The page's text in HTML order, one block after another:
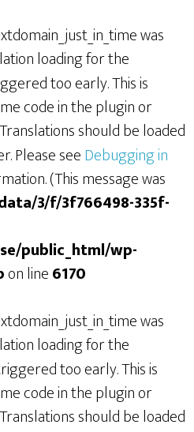
was
loading for the
too early. This is
code in the plugin or
should be loaded
Please seeDebugging in
(This message was
3/f/3f766498-335f-
public_html/wp-
on line6170
was
loading for the
too early. This is
code in the plugin or
should be loaded